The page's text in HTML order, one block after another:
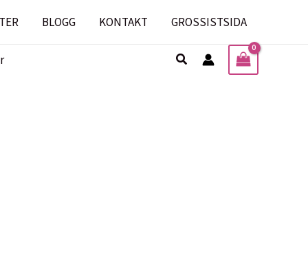
BLOGG KONTAKT GROSSISTSIDA
Sök